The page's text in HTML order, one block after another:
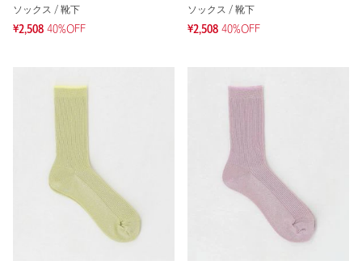
ソックス / 靴下
¥2,508 40%OFF
ソックス / 靴下
¥2,508 40%OFF